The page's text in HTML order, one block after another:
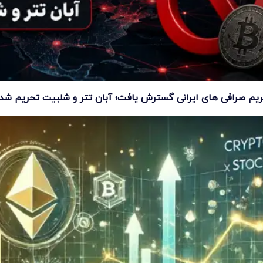
صرافی های ایرانی گسترش یافت؛ آبان تتر و شلبیت تحریم